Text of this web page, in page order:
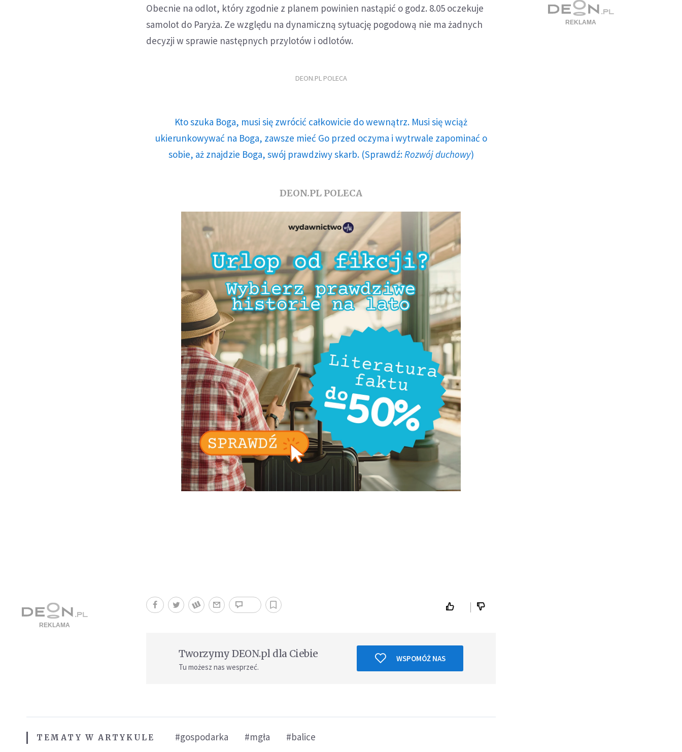
Obecnie na odlot, który zgodnie z planem powinien nastąpić o godz. 8.05 oczekuje
samolot do Paryża. Ze względu na dynamiczną sytuację pogodową nie ma żadnych
decyzji w sprawie następnych przylotów i odlotów.
DEON.PL POLECA
Kto szuka Boga, musi się zwrócić całkowicie do wewnątrz. Musi się wciąż
ukierunkowywać na Boga, zawsze mieć Go przed oczyma i wytrwale zapominać o
sobie, aż znajdzie Boga, swój prawdziwy skarb. (Sprawdź: Rozwój duchowy)
DEON.PL POLECA
Tworzymy DEON.pl dla Ciebie
Tu możesz nas wesprzeć.
WSPOMÓŻ NAS
TEMATY W ARTYKULE #gospodarka #mgła #balice